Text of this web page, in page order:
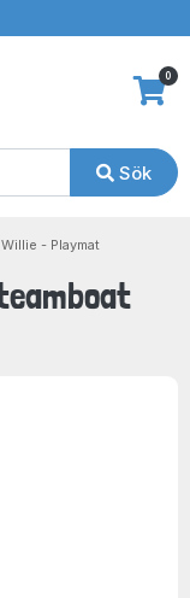
Sök
0
- Playmat